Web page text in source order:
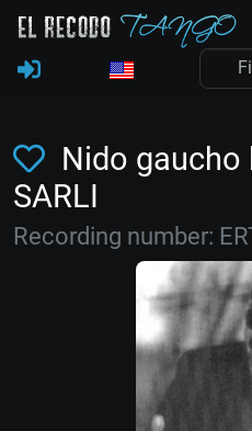
Nido gaucho
SARLI
Recording number: